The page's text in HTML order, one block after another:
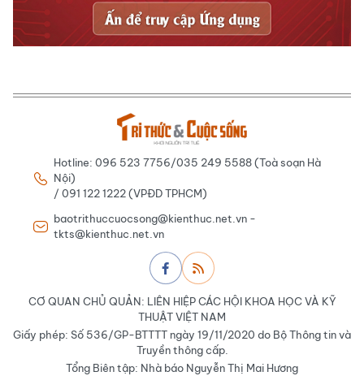
Hotline: 096 523 7756/035 249 5588 (Toà soạn Hà
Nội)
/ 091 122 1222 (VPĐD TPHCM)
baotrithuccuocsong@kienthuc.net.vn -
tkts@kienthuc.net.vn
CƠ QUAN CHỦ QUẢN: LIÊN HIỆP CÁC HỘI KHOA HỌC VÀ KỸ
THUẬT VIỆT NAM
Giấy phép: Số 536/GP-BTTTT ngày 19/11/2020 do Bộ Thông tin và
Truyền thông cấp.
Tổng Biên tập: Nhà báo Nguyễn Thị Mai Hương